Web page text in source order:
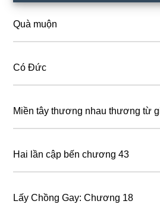
Sidebar
Quà muộn
Có Đức
Miền tây thương nhau thương từ
Hai lần cập bến chương 43
Lấy Chồng Gay: Chương 18